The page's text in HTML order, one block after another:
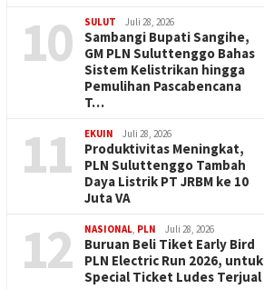
10 SULUT Juli 28, 2026
Sambangi Bupati Sangihe,
GM PLN Suluttenggo Bahas
Sistem Kelistrikan hingga
Pemulihan Pascabencana
T…
11 EKUIN Juli 28, 2026
Produktivitas Meningkat,
PLN Suluttenggo Tambah
Daya Listrik PT JRBM ke 10
Juta VA
12 NASIONAL PLN Juli 28, 2026
Buruan Beli Tiket Early Bird
PLN Electric Run 2026, untuk
Special Ticket Ludes Terjual